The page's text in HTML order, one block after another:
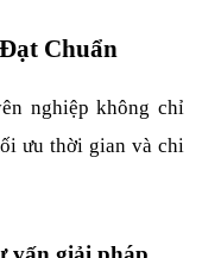
Chuẩn
nghiệp không chỉ
ưu thời gian và chi